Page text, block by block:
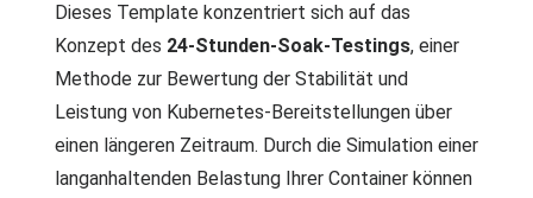
Dieses Template konzentriert sich auf das
Konzept des 24-Stunden-Soak-Testings, einer
Methode zur Bewertung der Stabilität und
Leistung von Kubernetes-Bereitstellungen über
einen längeren Zeitraum. Durch die Simulation einer
langanhaltenden Belastung Ihrer Container können